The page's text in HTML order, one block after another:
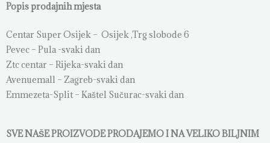
Popis prodajnih mjesta
Centar Super Osijek – Osijek ,Trg slobode 6
Pevec – Pula -svaki dan
Ztc centar – Rijeka-svaki dan
Avenuemall – Zagreb-svaki dan
Emmezeta-Split – Kaštel Sučurac-svaki dan
SVE NAŠE PROIZVODE PRODAJEMO I NA VELIKO BILJNIM